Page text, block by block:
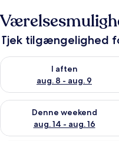
Tjek tilgængelighed
I aften
aug. 8 - aug. 9
Tjek tilgængelighed for i
Denne weekend
aug. 14 - aug. 16
Tjek tilgængelighed for